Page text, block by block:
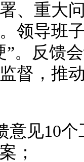
、重大
领导班
”。反馈
督，推
意见10
；